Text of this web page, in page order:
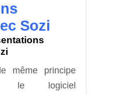
Sozi
même principe
le logiciel